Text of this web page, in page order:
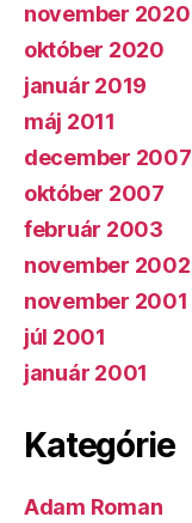
november 2020
október 2020
január 2019
máj 2011
december 2007
október 2007
február 2003
november 2002
november 2001
júl 2001
január 2001
Kategórie
Adam Roman